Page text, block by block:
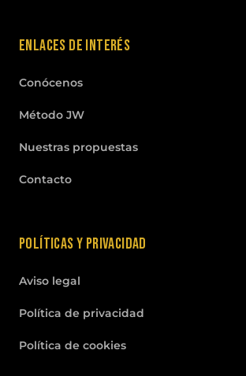
Enlaces de interés
Conócenos
Método JW
Nuestras propuestas
Contacto
Políticas y privacidad
Aviso legal
Política de privacidad
Política de cookies